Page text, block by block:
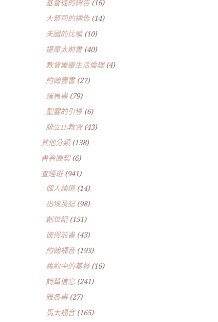
基督徒的禱告(16)
大祭司的禱告(14)
天國的比喻(10)
提摩太前書(40)
教會屬靈生活倫理(4)
約翰壹書(27)
羅馬書(79)
聖靈的引導(6)
腓立比教會(43)
其他分類(138)
書卷團契(6)
查經班(941)
個人談道(14)
出埃及記(98)
創世記(151)
彼得前書(43)
約翰福音(193)
舊約中的基督(16)
詩篇信息 (241)
雅各書(27)
馬太福音(165)